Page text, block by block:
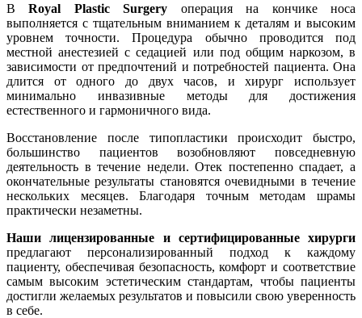
ВRoyal Plastic Surgery операция на кончике носа
выполняется с тщательным вниманием к деталям и высоким
уровнем точности. Процедура обычно проводится под
местной анестезией с седацией или под общим наркозом, в
зависимости от предпочтений и потребностей пациента. Она
длится от одного до двух часов, и хирург использует
минимально инвазивные методы для достижения
естественного и гармоничного вида.
Восстановление после типопластики происходит быстро,
большинство пациентов возобновляют повседневную
деятельность в течение недели. Отек постепенно спадает, а
окончательные результаты становятся очевидными в течение
нескольких месяцев. Благодаря точным методам шрамы
практически незаметны.
Наши лицензированные и сертифицированные хирурги
предлагают персонализированный подход к каждому
пациенту, обеспечивая безопасность, комфорт и соответствие
самым высоким эстетическим стандартам, чтобы пациенты
достигли желаемых результатов и повысили свою уверенность
в себе.